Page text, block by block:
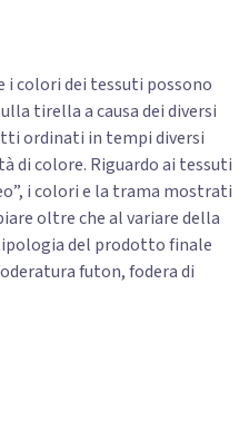
colori dei tessuti possono
tirella a causa dei diversi
ordinati in tempi diversi
di colore. Riguardo ai tessuti
i colori e la trama mostrati
oltre che al variare della
del prodotto finale
futon, fodera di